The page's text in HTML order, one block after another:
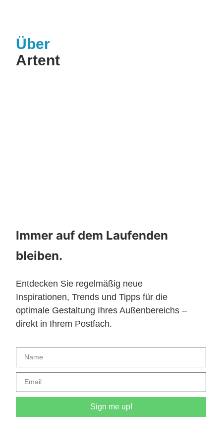
Über
Artent
Immer auf dem Laufenden
bleiben.
Entdecken Sie regelmäßig neue
Inspirationen, Trends und Tipps für die
optimale Gestaltung Ihres Außenbereichs –
direkt in Ihrem Postfach.
Sign me up!